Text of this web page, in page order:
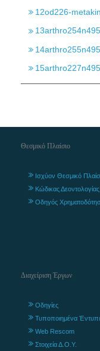
12od226-
Θεσμικό Πλαίσιο
Ισχύον Θεσμικό
Κώδικας Δεοντολογίας
Οδηγός
Διαχείριση Έργων
Οδηγίες
Τυποποιημένα
Web Rescom
Στοιχεία Δ.Ο.Υ.